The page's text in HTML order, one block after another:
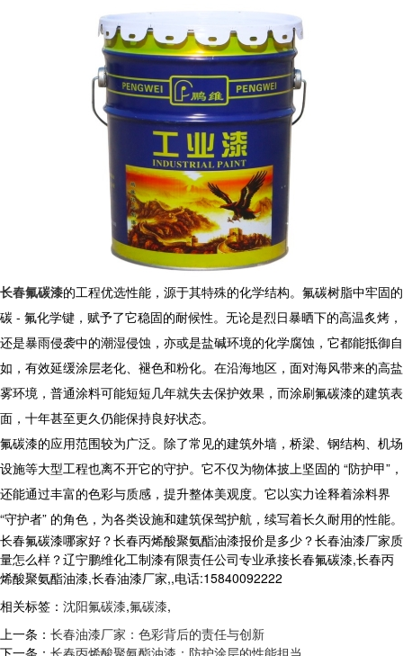
长春氟碳漆的工程优选性能，源于其特殊的化学结构。氟碳树脂中牢固的
碳 - 氟化学键，赋予了它稳固的耐候性。无论是烈日暴晒下的高温炙烤，
还是暴雨侵袭中的潮湿侵蚀，亦或是盐碱环境的化学腐蚀，它都能抵御自
如，有效延缓涂层老化、褪色和粉化。在沿海地区，面对海风带来的高盐
雾环境，普通涂料可能短短几年就失去保护效果，而涂刷氟碳漆的建筑表
面，十年甚至更久仍能保持良好状态。
​​ 氟碳漆的应用范围较为广泛。除了常见的建筑外墙，桥梁、钢结构、机场
设施等大型工程也离不开它的守护。它不仅为物体披上坚固的 “防护甲”，
还能通过丰富的色彩与质感，提升整体美观度。它以实力诠释着涂料界
“守护者” 的角色，为各类设施和建筑保驾护航，续写着长久耐用的性能。
长春氟碳漆哪家好？长春丙烯酸聚氨酯油漆报价是多少？长春油漆厂家质
量怎么样？辽宁鹏维化工制漆有限责任公司专业承接长春氟碳漆,长春丙
烯酸聚氨酯油漆,长春油漆厂家,,电话:15840092222
相关标签： 沈阳氟碳漆,氟碳漆,
上一条： 长春油漆厂家：色彩背后的责任与创新